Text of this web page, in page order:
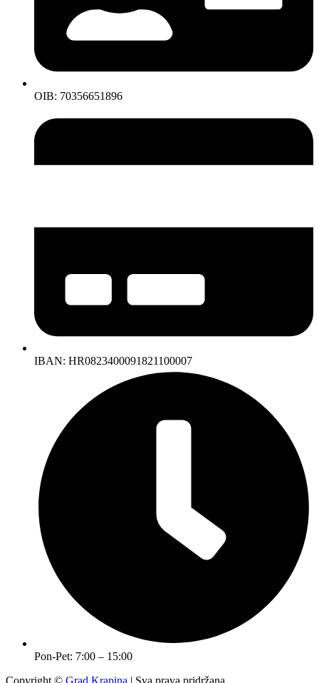
OIB: 70356651896
IBAN: HR0823400091821100007
Pon-Pet: 7:00 – 15:00
Copyright © Grad Krapina | Sva prava pridržana